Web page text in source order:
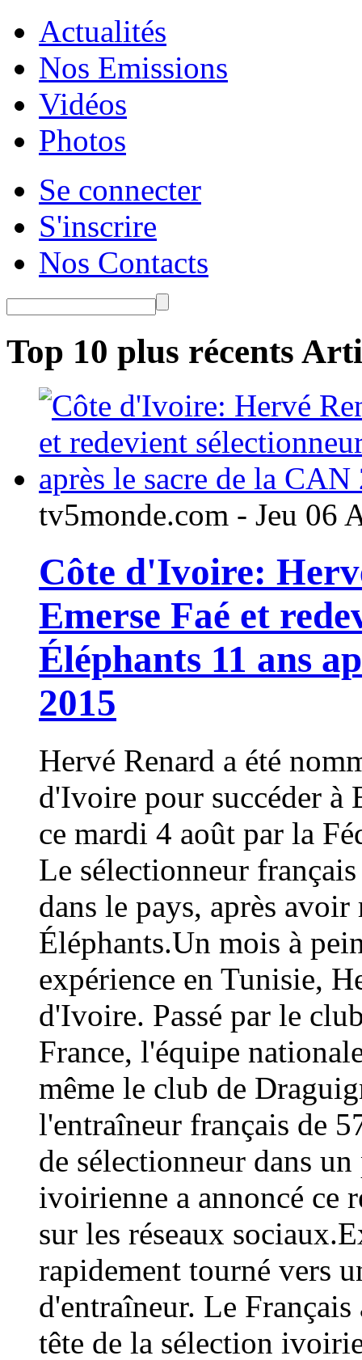
Actualités
Nos Emissions
Vidéos
Photos
Se connecter
S'inscrire
Nos Contacts
Top 10 plus récents
tv5monde.com - Jeu 06
Côte d'Ivoire:
Emerse Faé et
Éléphants 11 ans
2015
Hervé Renard a été
d'Ivoire pour succéder à
ce mardi 4 août par la
Le sélectionneur
dans le pays, après
Éléphants.Un mois à
expérience en Tunisie,
d'Ivoire. Passé par le
France, l'équipe
même le club de
l'entraîneur français de
de sélectionneur dans
ivoirienne a annoncé ce
sur les réseaux
rapidement tourné vers
d'entraîneur. Le
tête de la sélection